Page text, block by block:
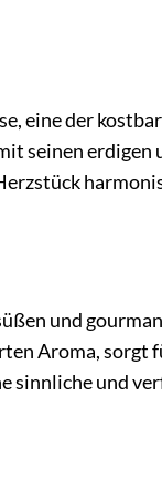
eine der
seinen erdigen
und
Aroma, sorgt
sinnliche und